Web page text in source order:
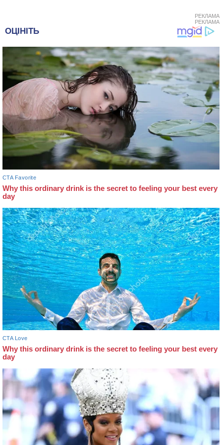
РЕКЛАМА
РЕКЛАМА